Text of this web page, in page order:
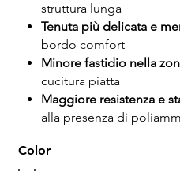
struttura lunga
Tenuta più delicata e
bordo comfort
Minore fastidio nella
cucitura piatta
Maggiore resistenza e
alla presenza di
Color